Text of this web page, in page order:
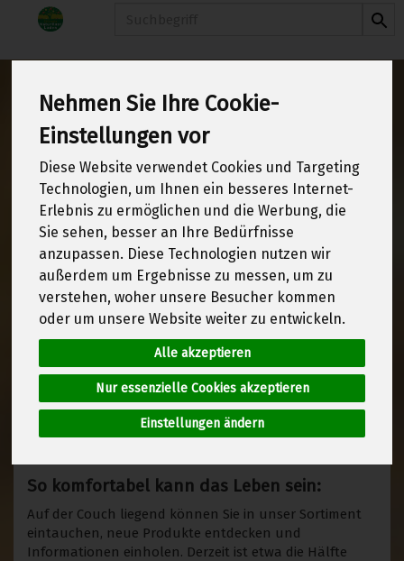
Nehmen Sie Ihre Cookie-
Einstellungen vor
Diese Website verwendet Cookies und Targeting
Technologien, um Ihnen ein besseres Internet-
Erlebnis zu ermöglichen und die Werbung, die
Sie sehen, besser an Ihre Bedürfnisse
anzupassen. Diese Technologien nutzen wir
außerdem um Ergebnisse zu messen, um zu
verstehen, woher unsere Besucher kommen
oder um unsere Website weiter zu entwickeln.
Alle akzeptieren
Nur essenzielle Cookies akzeptieren
Einstellungen ändern
Schön, dass Sie
reinschau’n!
So komfortabel kann das Leben sein:
Auf der Couch liegend können Sie in unser Sortiment
eintauchen, neue Produkte entdecken und
Informationen einholen. Derzeit ist etwa die Hälfte